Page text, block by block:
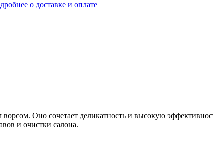
о доставке и оплате
Оно сочетает деликатность и высокую
и очистки салона.